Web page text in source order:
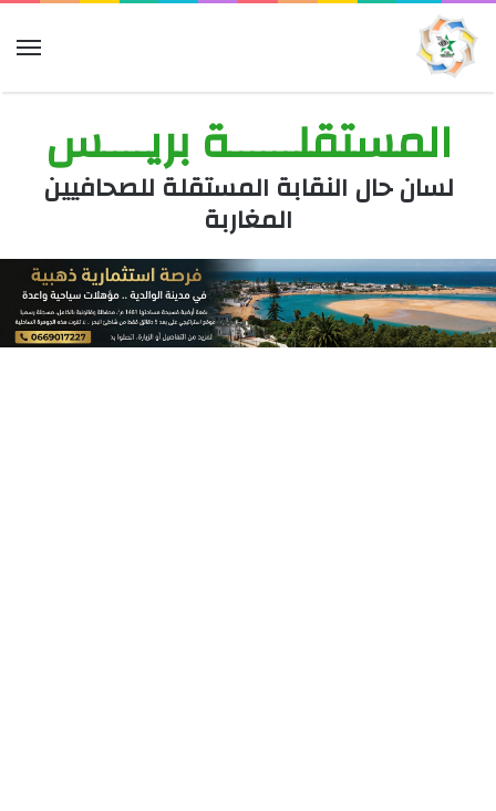
المستقلــــــة بريــــس
لسان حال النقابة المستقلة للصحافيين
المغاربة